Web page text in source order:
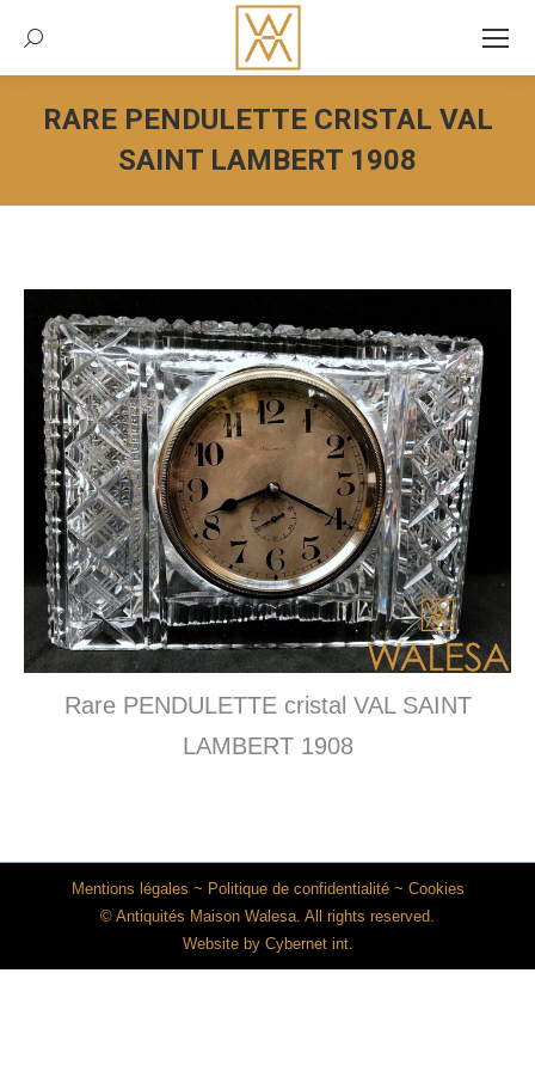
Recherche:
RARE PENDULETTE CRISTAL VAL
SAINT LAMBERT 1908
Vous êtes ici :
Rare PENDULETTE cristal VAL SAINT
LAMBERT 1908
Mentions légales ~ Politique de confidentialité~ Cookies
© Antiquités Maison Walesa. All rights reserved.
Website by Cybernet int.